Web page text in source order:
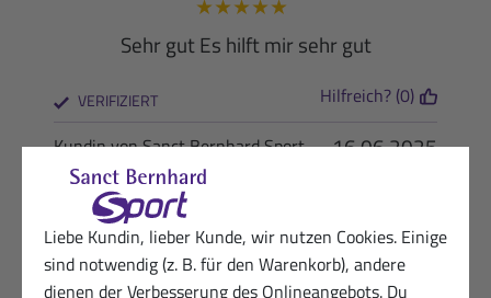
Liebe Kundin, lieber Kunde, wir nutzen Cookies. Einige
sind notwendig (z. B. für den Warenkorb), andere
dienen der Verbesserung des Onlineangebots. Du
Sehr gut Es hilft mir sehr gut
VERIFIZIERT Hilfreich? (0)
16.06.2025
Kundin von Sanct Bernhard Sport
★
Ich mag den Geschmack nicht!
VERIFIZIERT Hilfreich? (0)